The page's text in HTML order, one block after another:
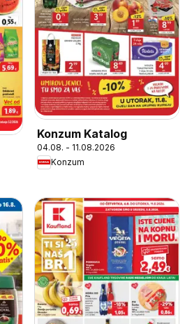
Konzum Katalog
04.08. - 11.08.2026
Konzum